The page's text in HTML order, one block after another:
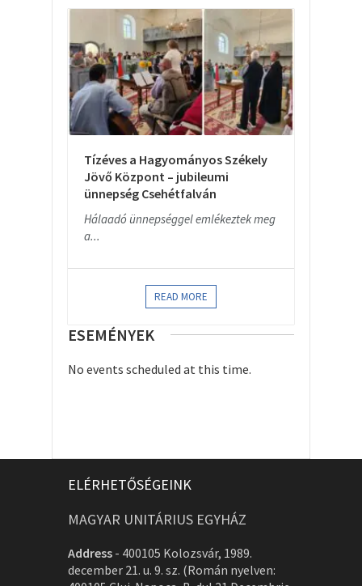
Tízéves a Hagyományos Székely
Jövő Központ – jubileumi
ünnepség Csehétfalván
Hálaadó ünnepséggel emlékeztek meg
a...
READ MORE
ESEMÉNYEK
No events scheduled at this time.
ELÉRHETŐSÉGEINK
MAGYAR UNITÁRIUS EGYHÁZ
Address - 400105 Kolozsvár, 1989.
december 21. u. 9. sz. (Román nyelven: